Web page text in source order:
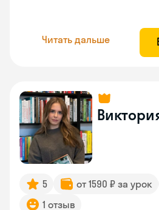
Читать дальше
5 от 1590 ₽ за урок
1 отзыв